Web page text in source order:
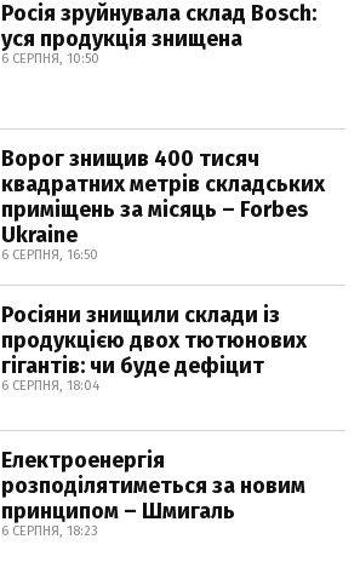
Росія зруйнувала склад Bosch:
уся продукція знищена
6 СЕРПНЯ, 10:50
Ворог знищив 400 тисяч
квадратних метрів складських
приміщень за місяць – Forbes
Ukraine
6 СЕРПНЯ, 16:50
Росіяни знищили склади із
продукцією двох тютюнових
гігантів: чи буде дефіцит
6 СЕРПНЯ, 18:04
Електроенергія
розподілятиметься за новим
принципом – Шмигаль
6 СЕРПНЯ, 18:23